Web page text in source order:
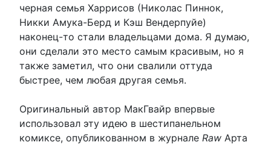
черная семья Харрисов (Николас Пиннок,
Никки Амука-Берд и Кэш Вендерпуйе)
наконец-то стали владельцами дома. Я думаю,
они сделали это место самым красивым, но я
также заметил, что они свалили оттуда
быстрее, чем любая другая семья.
Оригинальный автор МакГвайр впервые
использовал эту идею в шестипанельном
комиксе, опубликованном в журнале Raw Арта